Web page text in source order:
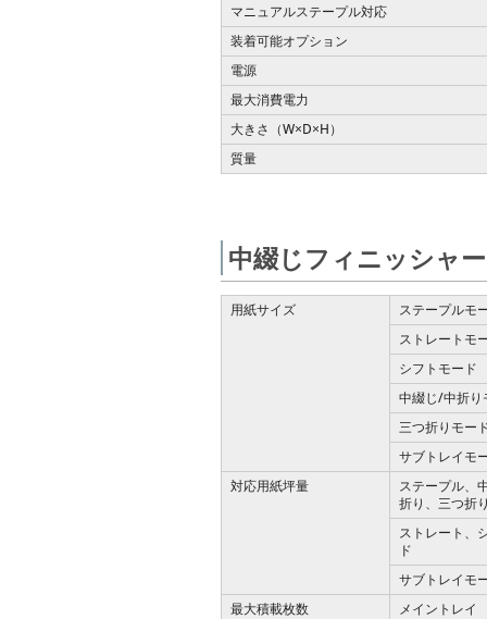
マニュアルステープル対応
装着可能オプション
電源
最大消費電力
大きさ（W×D×H）
質量
中綴じフィニッシャ
用紙サイズ
ステープルモ
ストレートモ
シフトモード
中綴じ/中折り
三つ折りモー
サブトレイモ
対応用紙坪量
ステープル、
折り、三つ折
ストレート、
ド
サブトレイモ
最大積載枚数
メイントレイ